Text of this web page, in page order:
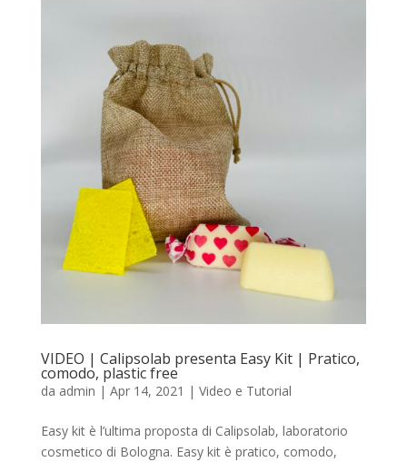
VIDEO | Calipsolab presenta Easy Kit | Pratico,
comodo, plastic free
da admin | Apr 14, 2021 | Video e Tutorial
Easy kit è l’ultima proposta di Calipsolab, laboratorio
cosmetico di Bologna. Easy kit è pratico, comodo,